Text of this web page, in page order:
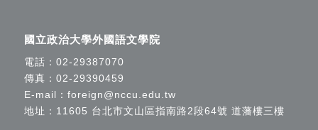
國立政治大學外國語文學院
電話： 02-29387070
傳真：02-29390459
E-mail： foreign@nccu.edu.tw
地址：11605 台北市文山區指南路2段64號 道藩樓三樓